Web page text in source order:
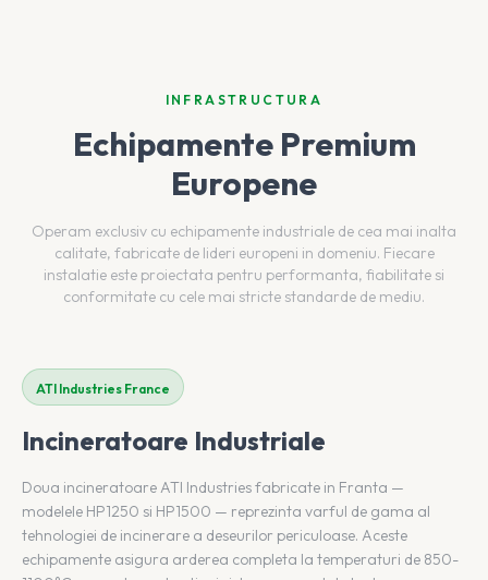
INFRASTRUCTURA
Echipamente Premium
Europene
Operam exclusiv cu echipamente industriale de cea mai inalta
calitate, fabricate de lideri europeni in domeniu. Fiecare
instalatie este proiectata pentru performanta, fiabilitate si
conformitate cu cele mai stricte standarde de mediu.
ATI Industries France
Incineratoare Industriale
Doua incineratoare ATI Industries fabricate in Franta —
modelele HP1250 si HP1500 — reprezinta varful de gama al
tehnologiei de incinerare a deseurilor periculoase. Aceste
echipamente asigura arderea completa la temperaturi de 850-